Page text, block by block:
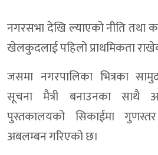
डोल्पाको पर्यटन र स्थानीय
भेरी करिडोरमा पहिरोको
ठूलीभेरीमा डिजिटल
डोल्पाको दुर्गम मुड्केचुलामा
त्रिपुरासुन्दरी–३ को
नगरसभा देखि ल्याएको नीति तथा
खेलकुदलाई पहिलो प्राथमिकता
जसमा नगरपालिका भित्रका
सूचना मैत्री बनाउनका साथै
पुस्तकालयको सिकाईमा
अबलम्बन गरिएको छ।